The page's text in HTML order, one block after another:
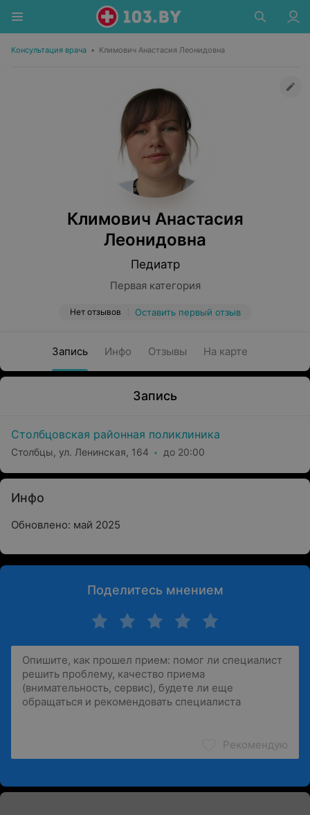
Консультация врача • Климович Анастасия Леонидовна
Климович Анастасия
Леонидовна
Педиатр
Первая категория
Нет отзывов Оставить первый отзыв
Запись Инфо Отзывы На карте
Запись
Столбцовская районная поликлиника
Столбцы, ул. Ленинская, 164 до 20:00
Инфо
Обновлено: май 2025
Поделитесь мнением
Рекомендую